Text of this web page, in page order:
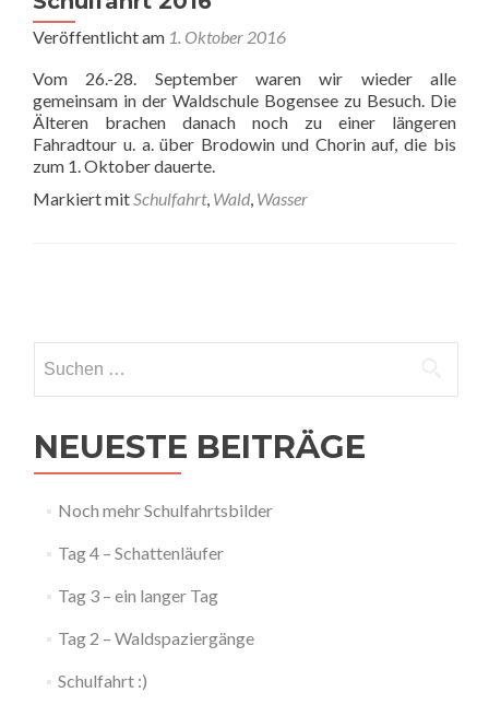
Veröffentlicht am 1. Oktober 2016
Vom 26.-28. September waren wir wieder alle
gemeinsam in der Waldschule Bogensee zu Besuch. Die
Älteren brachen danach noch zu einer längeren
Fahradtour u. a. über Brodowin und Chorin auf, die bis
zum 1. Oktober dauerte.
Markiert mitSchulfahrt, Wald, Wasser
navigation
nach:
NEUESTE BEITRÄGE
Noch mehr Schulfahrtsbilder
Tag 4 – Schattenläufer
Tag 3 – ein langer Tag
Tag 2 – Waldspaziergänge
Schulfahrt :)